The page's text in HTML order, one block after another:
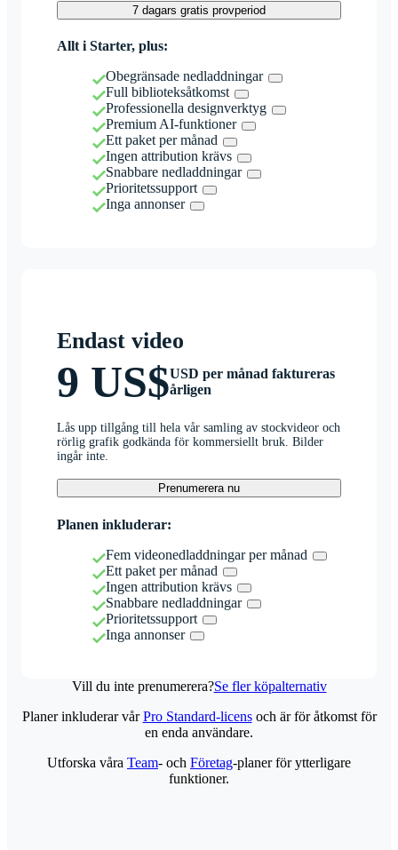
7 dagars gratis provperiod
Allt i Starter, plus:
Obegränsade nedladdningar
Full biblioteksåtkomst
Professionella designverktyg
Premium AI-funktioner
Ett paket per månad
Ingen attribution krävs
Snabbare nedladdningar
Prioritetssupport
Inga annonser
Endast video
9 US$USD per månad faktureras
årligen
Lås upp tillgång till hela vår samling av stockvideor och
rörlig grafik godkända för kommersiellt bruk. Bilder
ingår inte.
Prenumerera nu
Planen inkluderar:
Fem videonedladdningar per månad
Ett paket per månad
Ingen attribution krävs
Snabbare nedladdningar
Prioritetssupport
Inga annonser
Vill du inte prenumerera?Se fler köpalternativ
Planer inkluderar vårPro Standard-licensoch är för åtkomst för
en enda användare.
Utforska våra Team- och Företag-planer för ytterligare
funktioner.